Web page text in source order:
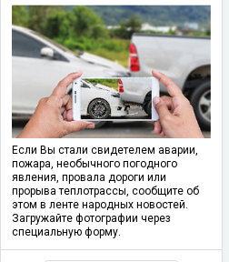
Если Вы стали свидетелем аварии,
пожара, необычного погодного
явления, провала дороги или
прорыва теплотрассы, сообщите об
этом в ленте народных новостей.
Загружайте фотографии через
специальную форму.